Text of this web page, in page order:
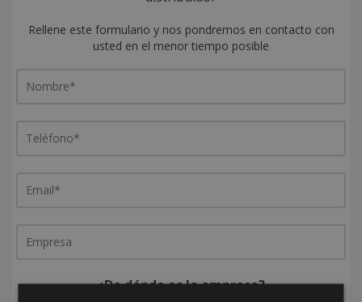
Rellene este formulario y nos pondremos en contacto con
usted en el menor tiempo posible
¿De dónde es la empresa?